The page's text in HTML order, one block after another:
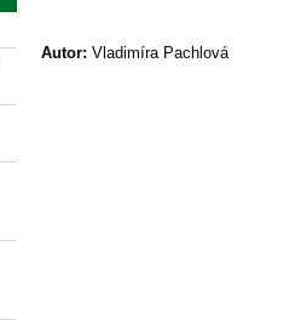
Autor: Vladimíra Pachlová